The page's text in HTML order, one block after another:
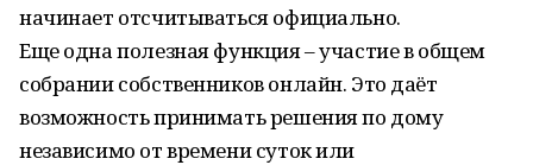
начинает отсчитываться официально.
Еще одна полезная функция – участие в общем
собрании собственников онлайн. Это даёт
возможность принимать решения по дому
независимо от времени суток или